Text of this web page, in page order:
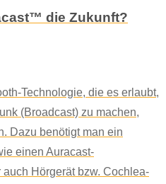
die Zukunft?
Technologie, die es erlaubt,
(Broadcast) zu machen,
Dazu benötigt man ein
einen Auracast-
Hörgerät bzw. Cochlea-